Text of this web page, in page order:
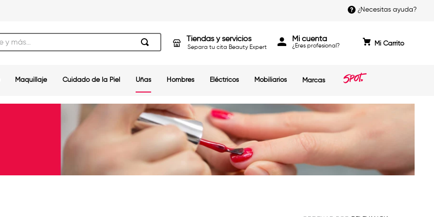
¿Necesitas ayuda?
Tiendas y servicios
Separa tu cita Beauty Expert
Mi cuenta
Maquillaje Cuidado de la Piel Uñas Hombres Eléctricos Mobiliarios Marcas